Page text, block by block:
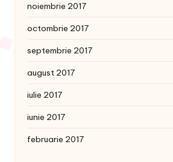
noiembrie 2017
octombrie 2017
septembrie 2017
august 2017
iulie 2017
iunie 2017
februarie 2017